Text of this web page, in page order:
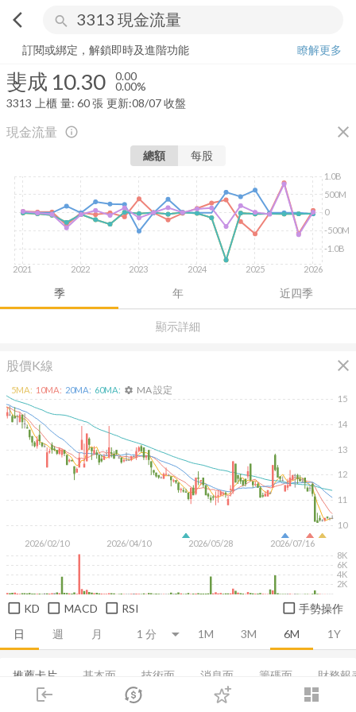
arrow_back_ios search
login dashboard
市場 登入
斐成 10.300.00%
訂閱或綁定，解鎖即時及進階功能
瞭解更多
斐成 10.30 0.00
0.00%
3313
上櫃 量: 60張 更新:08/07 收盤
現金流量 close
顯示詳細
info_outline
季 年 近四季
總額 每股
2021 2022 2023 2024 2025 2026
-1.0B
-500M
0
500M
1.0B
股價K線 close
日 週 月 1M 3M 6M 1Y
2026/02/10 2026/04/10 2026/05/28 2026/07/16
10
11
12
13
14
15
2K
4K
6K
8K
5MA: 10MA: 20MA: 60MA: settings MA 設定
KD MACD RSI 手勢操作
推薦卡片 基本面 技術面 消息面 籌碼面 財務報
基本概況 股利政策